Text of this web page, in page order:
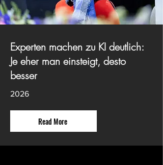
Experten machen zu KI deutlich:
Je eher man einsteigt, desto
besser
2026
Read More